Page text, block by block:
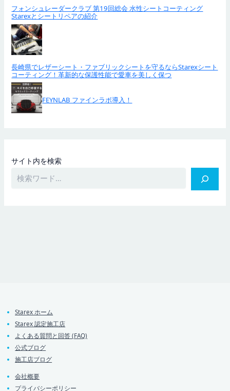
フォンシュレーダークラブ 第19回総会 水性シートコーティング
Starexとシートリペアの紹介
長崎県でレザーシート・ファブリックシートを守るならStarexシート
コーティング！革新的な保護性能で愛車を美しく保つ
FEYNLAB ファインラボ導入！
サイト内を検索
Starex ホーム
Starex 認定施工店
よくある質問と回答 (FAQ)
公式ブログ
施工店ブログ
会社概要
プライバシーポリシー